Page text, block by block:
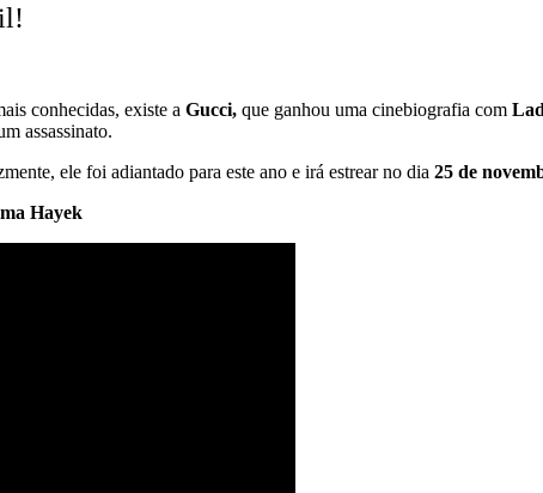
conhecidas, existe a Gucci, que ganhou uma cinebiografia com
assassinato.
ele foi adiantado para este ano e irá estrear no dia 25 de
Hayek